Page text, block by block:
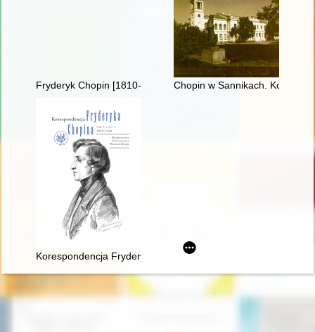
Fryderyk Chopin [1810-1849]. KorzenieChopin w Sannikach.
Korespondencja Fryderyka Chopina. T. 3 cz. 3,